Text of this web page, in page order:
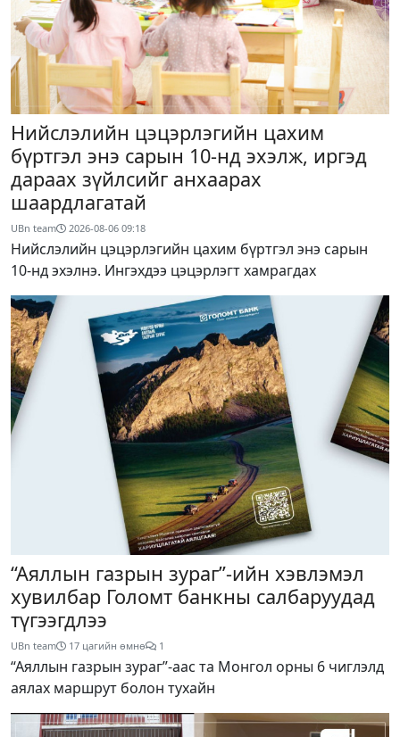
Нийслэлийн цэцэрлэгийн цахим
бүртгэл энэ сарын 10-нд эхэлж, иргэд
дараах зүйлсийг анхаарах
шаардлагатай
UBn team 2026-08-06 09:18
Нийслэлийн цэцэрлэгийн цахим бүртгэл энэ сарын
10-нд эхэлнэ. Ингэхдээ цэцэрлэгт хамрагдах
“Аяллын газрын зураг”-ийн хэвлэмэл
хувилбар Голомт банкны салбаруудад
түгээгдлээ
UBn team 17 цагийн өмнө 1
“Аяллын газрын зураг”-аас та Монгол орны 6 чиглэлд
аялах маршрут болон тухайн